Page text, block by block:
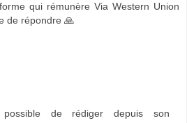
qui rémunère Via Western Union
de répondre 🙏
possible de rédiger depuis son